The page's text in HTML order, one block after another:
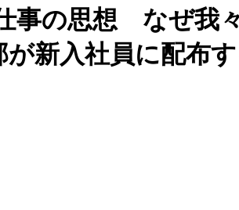
事の思想 なぜ我
新入社員に配布